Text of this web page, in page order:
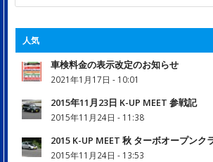
人気
車検料金の表示改定のお知らせ
2021年1月17日 - 10:01
2015年11月23日 K-UP MEET 参戦記
2015年11月24日 - 11:38
2015 K-UP MEET 秋 ターボオープンク
2015年11月24日 - 13:53